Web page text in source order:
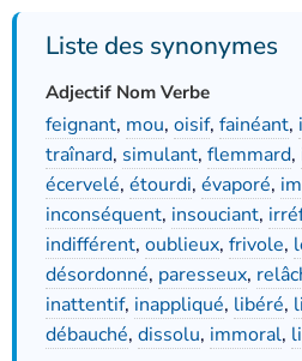
Liste des synonymes
Adjectif Nom Verbe
feignant, mou, oisif, fainéant,
traînard, simulant, flemmard,
écervelé, étourdi, évaporé,
inconséquent, insouciant,
indifférent, oublieux, frivole,
désordonné, paresseux,
inattentif, inappliqué, libéré,
débauché, dissolu, immoral,